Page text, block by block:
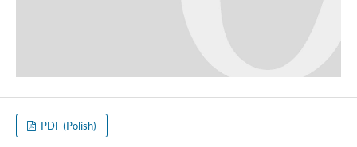
PDF (Polish)